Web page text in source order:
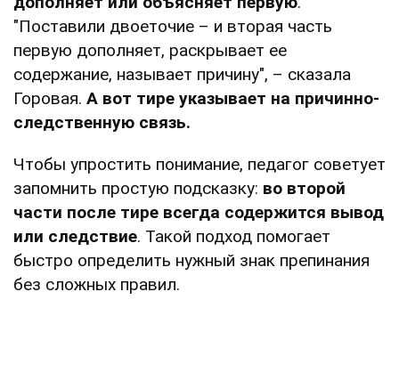
"Поставили двоеточие – и вторая часть
первую дополняет, раскрывает ее
содержание, называет причину", – сказала
Горовая. А вот тире указывает на причинно-
следственную связь.
Чтобы упростить понимание, педагог советует
запомнить простую подсказку: во второй
части после тире всегда содержится вывод
или следствие. Такой подход помогает
быстро определить нужный знак препинания
без сложных правил.